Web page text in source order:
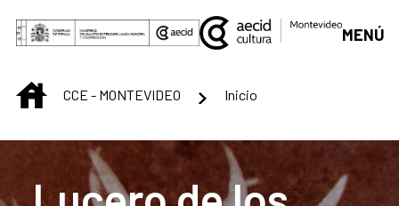
Saltar al contenido principal
MENÚ
INICIOCCE - MONTEVIDEO Inicio
Centro Cultural de